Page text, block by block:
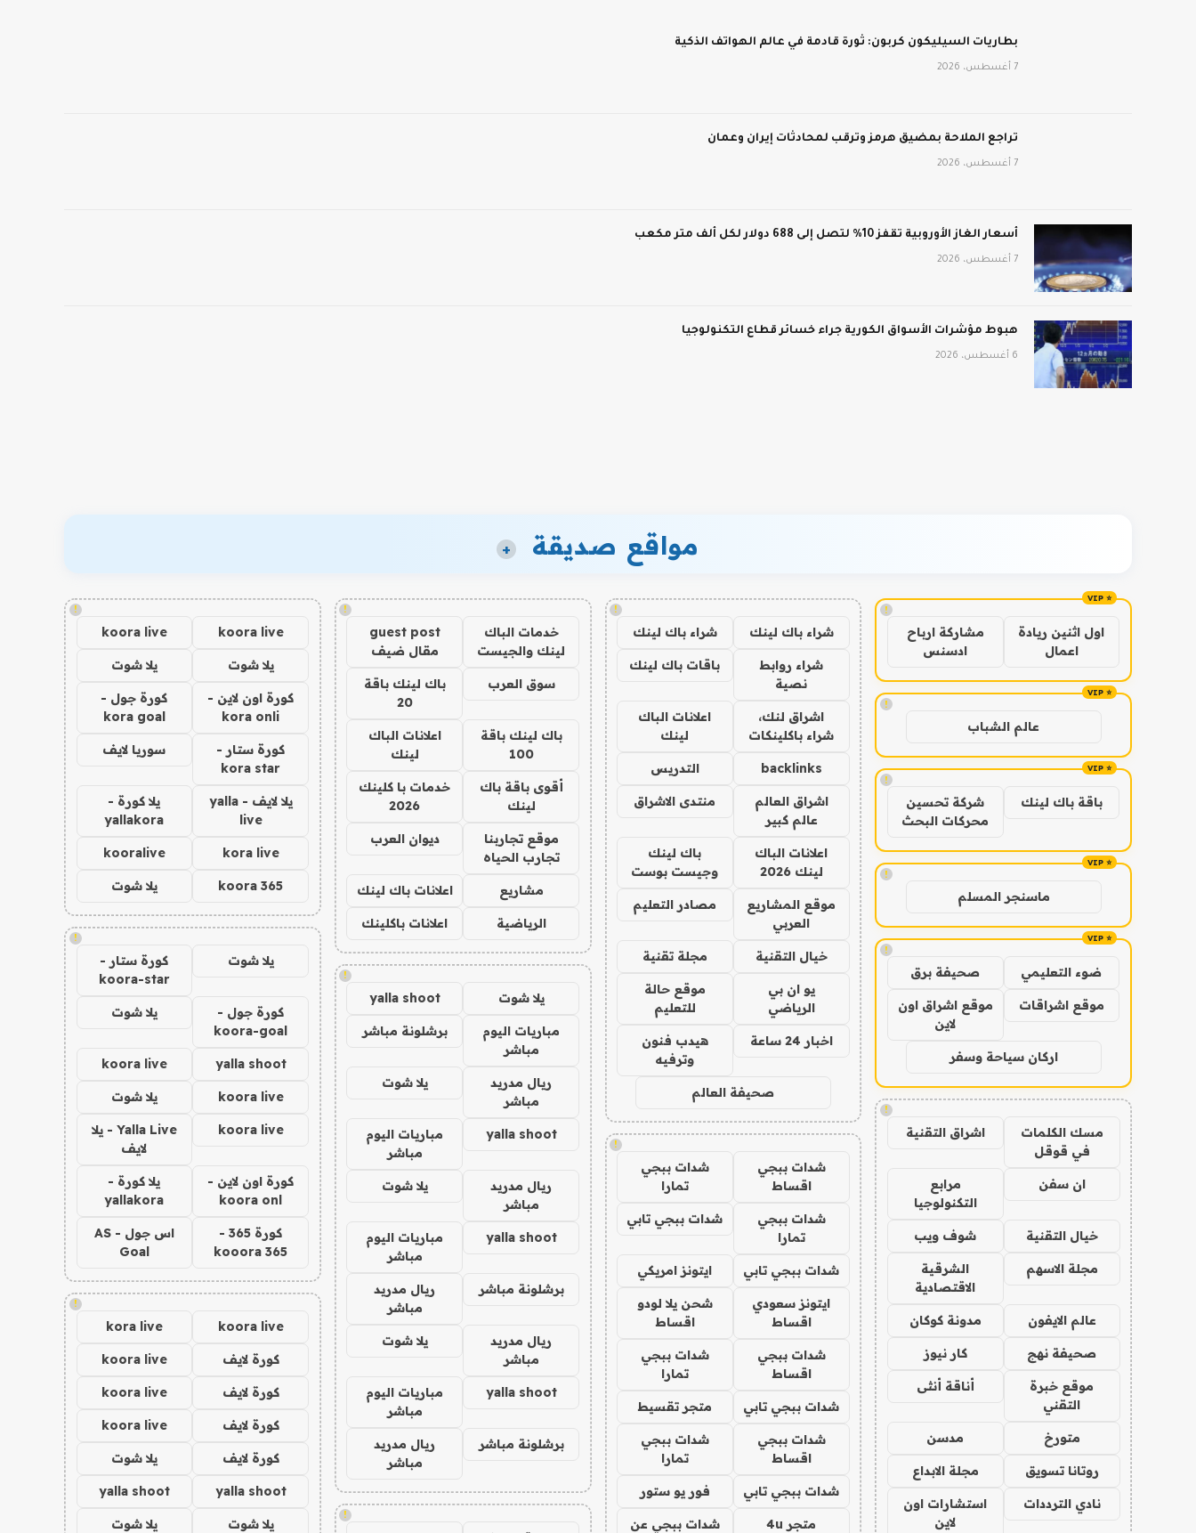
بطاريات السيليكون كربون: ثورة قادمة في عالم الهواتف الذكية
7 أغسطس، 2026
تراجع الملاحة بمضيق هرمز وترقب لمحادثات إيران وعمان
7 أغسطس، 2026
أسعار الغاز الأوروبية تقفز 10% لتصل إلى 688 دولار لكل ألف متر مكعب
7 أغسطس، 2026
هبوط مؤشرات الأسواق الكورية جراء خسائر قطاع التكنولوجيا
6 أغسطس، 2026
مواقع صديقة +
!
اول اثنين ريادة
اعمال
مشاركة ارباح
ادسنس
!
عالم الشباب
!
باقة باك لينك
شركة تحسين
محركات البحث
!
ماسنجر المسلم
!
ضوء التعليمي صحيفة برق
موقع اشراقات
موقع اشراق اون
لاين
اركان سياحة وسفر
!
مسك الكلمات
في قوقل
اشراق التقنية
ان سفن
مرابع
التكنولوجيا
خيال التقنية شوف ويب
مجلة الاسهم
الشرقية
الاقتصادية
عالم الايفون مدونة كوكان
صحيفة نهج كار نيوز
موقع خبرة
التقني
أناقة أنثى
متورخ مدسن
روتانا تسويق مجلة الابداع
نادي الترددات
استشارات اون
لاين
!
شراء باك لينك شراء باك لينك
شراء روابط
نصية
باقات باك لينك
اشراق لنك،
شراء باكلينكات
اعلانات الباك
لينك
backlinks التدريس
اشراق العالم
عالم كبير
منتدى الاشراق
اعلانات الباك
لينك 2026
باك لينك
وجيست بوست
موقع المشاريع
العربي
مصادر التعليم
خيال التقنية مجلة تقنية
يو ان بي
الرياضي
موقع حالة
للتعليم
اخبار 24 ساعة
هيدب فنون
وترفيه
صحيفة العالم
!
شدات ببجي
اقساط
شدات ببجي
تمارا
شدات ببجي
تمارا
شدات ببجي تابي
شدات ببجي تابي ايتونز امريكي
ايتونز سعودي
اقساط
شحن يلا لودو
اقساط
شدات ببجي
اقساط
شدات ببجي
تمارا
شدات ببجي تابي متجر تقسيط
شدات ببجي
اقساط
شدات ببجي
تمارا
شدات ببجي تابي فور يو ستور
متجر 4u شدات ببجي عن
!
خدمات الباك
لينك والجيست
guest post
مقال ضيف
سوق العرب
باك لينك باقة
20
باك لينك باقة
100
اعلانات الباك
لينك
أقوى باقة باك
لينك
خدمات با كلينك
2026
موقع تجاربنا
تجارب الحياه
ديوان العرب
مشاريع اعلانات باك لينك
الرياضية اعلانات باكلينك
!
يلا شوت yalla shoot
مباريات اليوم
مباشر
برشلونة مباشر
ريال مدريد
مباشر
يلا شوت
yalla shoot
مباريات اليوم
مباشر
ريال مدريد
مباشر
يلا شوت
yalla shoot
مباريات اليوم
مباشر
برشلونة مباشر
ريال مدريد
مباشر
ريال مدريد
مباشر
يلا شوت
yalla shoot
مباريات اليوم
مباشر
برشلونة مباشر
ريال مدريد
مباشر
!
!
koora live
koora live
يلا شوت يلا شوت
كورة اون لاين -
kora onli
كورة جول -
kora goal
كورة ستار -
kora star
سوريا لايف
يلا لايف - yalla
live
يلا كورة -
yallakora
kora live
kooralive
koora 365 يلا شوت
!
يلا شوت
كورة ستار -
koora-star
كورة جول -
koora-goal
يلا شوت
yalla shoot
koora live
koora live يلا شوت
koora live
Yalla Live - يلا
لايف
كورة اون لاين -
koora onl
يلا كورة -
yallakora
كورة 365 -
kooora 365
اس جول - AS
Goal
!
koora live
kora live
كورة لايف koora live
كورة لايف koora live
كورة لايف koora live
كورة لايف يلا شوت
yalla shoot
yalla shoot
يلا شوت يلا شوت